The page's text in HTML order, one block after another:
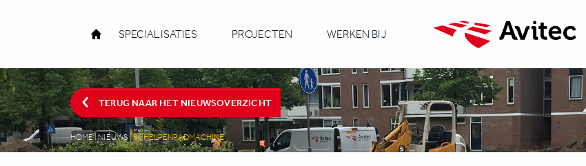
SPECIALISATIES PROJECTEN WERKEN BIJ
TERUG NAAR HET NIEUWSOVERZICHT
HOME|NIEUWS|SCHELPENPADMACHINE